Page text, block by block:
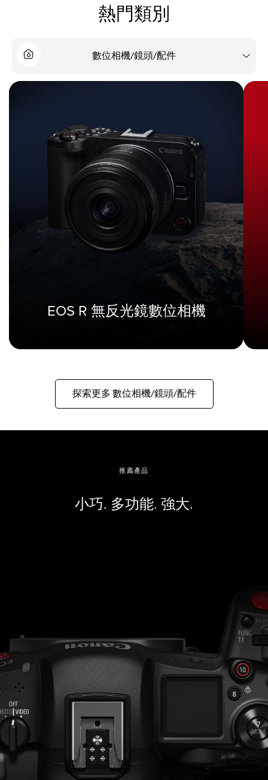
熱門類別
數位相機/鏡頭/配件
EOS R 無反光鏡數位相機
探索更多 數位相機/鏡頭/配件
推薦產品
小巧. 多功能. 強大.